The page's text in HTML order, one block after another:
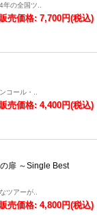
の全国ツ..
売価格: 7,700円(税込)
コール・..
売価格: 4,400円(税込)
扉 ～Single Best
ツアーが..
売価格: 4,800円(税込)